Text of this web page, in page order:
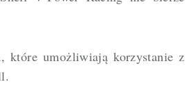
które umożliwiają korzystanie z